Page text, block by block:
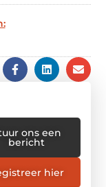
ons een
bericht
hier